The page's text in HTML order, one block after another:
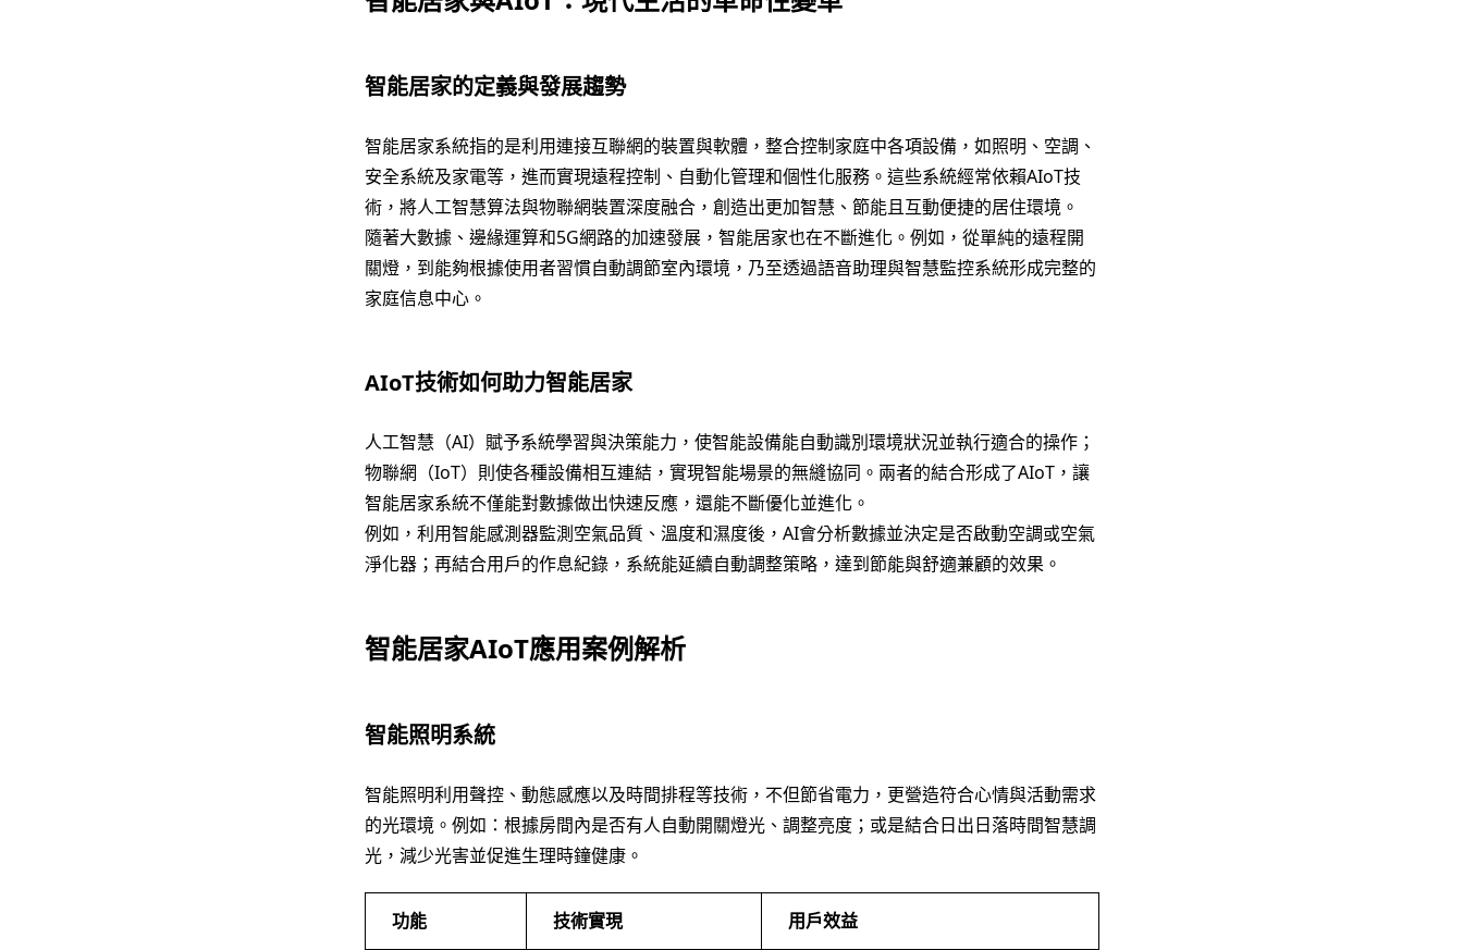
智能居家的定義與發展趨勢
智能居家系統指的是利用連接互聯網的裝置與軟體，整合控制家庭中各項設備，如照明、空調、
安全系統及家電等，進而實現遠程控制、自動化管理和個性化服務。這些系統經常依賴AIoT技
術，將人工智慧算法與物聯網裝置深度融合，創造出更加智慧、節能且互動便捷的居住環境。
隨著大數據、邊緣運算和5G網路的加速發展，智能居家也在不斷進化。例如，從單純的遠程開
關燈，到能夠根據使用者習慣自動調節室內環境，乃至透過語音助理與智慧監控系統形成完整的
家庭信息中心。
AIoT技術如何助力智能居家
人工智慧（AI）賦予系統學習與決策能力，使智能設備能自動識別環境狀況並執行適合的操作；
物聯網（IoT）則使各種設備相互連結，實現智能場景的無縫協同。兩者的結合形成了AIoT，讓
智能居家系統不僅能對數據做出快速反應，還能不斷優化並進化。
例如，利用智能感測器監測空氣品質、溫度和濕度後，AI會分析數據並決定是否啟動空調或空氣
淨化器；再結合用戶的作息紀錄，系統能延續自動調整策略，達到節能與舒適兼顧的效果。
智能居家AIoT應用案例解析
智能照明系統
智能照明利用聲控、動態感應以及時間排程等技術，不但節省電力，更營造符合心情與活動需求
的光環境。例如：根據房間內是否有人自動開關燈光、調整亮度；或是結合日出日落時間智慧調
光，減少光害並促進生理時鐘健康。
功能 技術實現 用戶效益